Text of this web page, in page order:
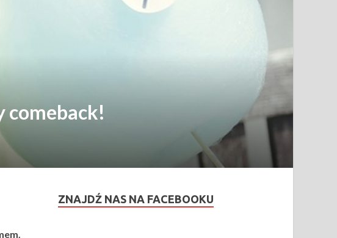
comeback!
ZNAJDŹ NAS NA FACEBOOKU